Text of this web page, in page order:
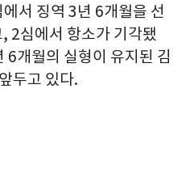
서 징역 3년 6개월을 선
2심에서 항소가 기각됐
6개월의 실형이 유지된 김
두고 있다.